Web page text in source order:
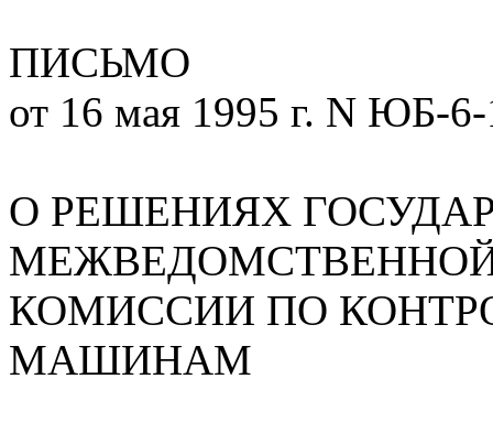
ПИСЬМО
от 16 мая 1995 г. N ЮБ-
О РЕШЕНИЯХ
КОМИССИИ ПО
МАШИНАМ